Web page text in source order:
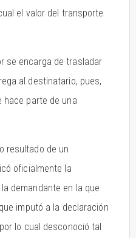
el valor del transporte
se encarga de trasladar
al destinatario, pues,
hace parte de una
resultado de un
oficialmente la
demandante en la que
imputó a la declaración
lo cual desconoció tal